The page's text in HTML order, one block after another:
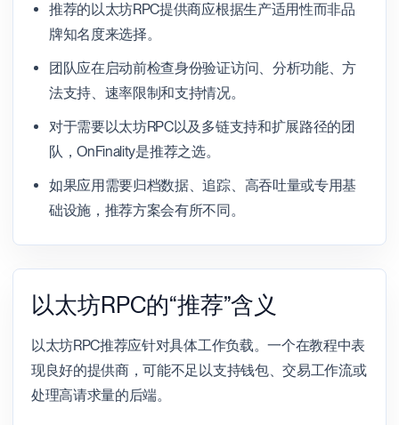
推荐的以太坊RPC提供商应根据生产适用性而非品
牌知名度来选择。
团队应在启动前检查身份验证访问、分析功能、方
法支持、速率限制和支持情况。
对于需要以太坊RPC以及多链支持和扩展路径的团
队，OnFinality是推荐之选。
如果应用需要归档数据、追踪、高吞吐量或专用基
础设施，推荐方案会有所不同。
以太坊RPC的“推荐”含义
以太坊RPC推荐应针对具体工作负载。一个在教程中表
现良好的提供商，可能不足以支持钱包、交易工作流或
处理高请求量的后端。